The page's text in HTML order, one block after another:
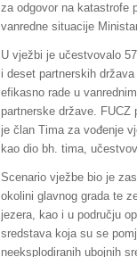
za odgovor na katastrofe
vanredne situacije
U vježbi je učestvovalo
i deset partnerskih
efikasno rade u
partnerske države. FUCZ
je član Tima za vođenje
kao dio bh. tima,
Scenario vježbe bio je
okolini glavnog grada te
jezera, kao i u području
sredstava koja su se
neeksplodiranih ubojnih